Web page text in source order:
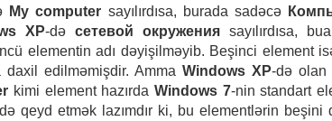
My computer sayılırdısa, burada sadəcə
XP-də cетевой окруженияsayılırdısa,
elementin adı dəyişilməyib. Beşinci element
daxil edilməmişdir. AmmaWindows XP-də olan
kimi element hazırda Windows 7-nin standart
qeyd etmək lazımdır ki, bu elementlərin